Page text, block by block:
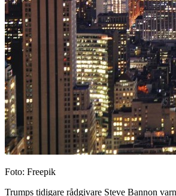
Foto: Freepik
Trumps tidigare rådgivare Steve Bannon